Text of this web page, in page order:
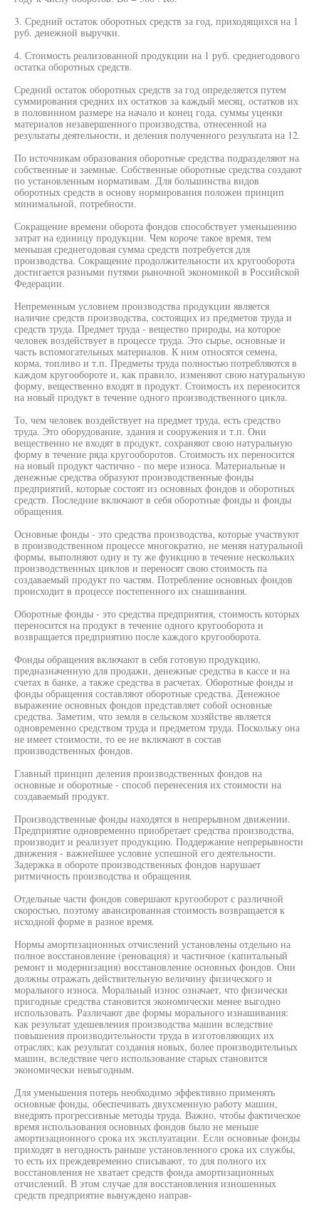
3. Средний остаток оборотных средств за год, приходящихся на 1
руб. денежной выручки.
4. Стоимость реализованной продукции на 1 руб. среднегодового
остатка оборотных средств.
Средний остаток оборотных средств за год определяется путем
суммирования средних их остатков за каждый месяц, остатков их
в половинном размере на начало и конец года, суммы уценки
материалов незавершенного производства, отнесенной на
результаты деятельности, и деления полученного результата на 12.
По источникам образования оборотные средства подразделяют на
собственные и заемные. Собственные оборотные средства создают
по установленным нормативам. Для большинства видов
оборотных средств в основу нормирования положен принцип
минимальной, потребности.
Сокращение времени оборота фондов способствует уменьшению
затрат на единицу продукции. Чем короче такое время, тем
меньшая среднегодовая сумма средств потребуется для
производства. Сокращение продолжительности их кругооборота
достигается разными путями рыночной экономикой в Российской
Федерации.
Непременным условием производства продукции является
наличие средств производства, состоящих из предметов труда и
средств труда. Предмет труда - вещество природы, на которое
человек воздействует в процессе труда. Это сырье, основные и
часть вспомогательных материалов. К ним относятся семена,
корма, топливо и т.п. Предметы труда полностью потребляются в
каждом кругообороте и, как правило, изменяют свою натуральную
форму, вещественно входят в продукт. Стоимость их переносится
на новый продукт в течение одного производственного цикла.
То, чем человек воздействует на предмет труда, есть средство
труда. Это оборудование, здания и сооружения и т.п. Они
вещественно не входят в продукт, сохраняют свою натуральную
форму в течение ряда кругооборотов. Стоимость их переносится
на новый продукт частично - по мере износа. Материальные и
денежные средства образуют производственные фонды
предприятий, которые состоят из основных фондов и оборотных
средств. Последние включают в себя оборотные фонды и фонды
обращения.
Основные фонды - это средства производства, которые участвуют
в производственном процессе многократно, не меняя натуральной
формы, выполняют одну и ту же функцию в течение нескольких
производственных циклов и переносят свою стоимость па
создаваемый продукт по частям. Потребление основных фондов
происходит в процессе постепенного их снашивания.
Оборотные фонды - это средства предприятия, стоимость которых
переносится на продукт в течение одного кругооборота и
возвращается предприятию после каждого кругооборота.
Фонды обращения включают в себя готовую продукцию,
предназначенную для продажи, денежные средства в кассе и на
счетах в банке, а также средства в расчетах. Оборотные фонды и
фонды обращения составляют оборотные средства. Денежное
выражение основных фондов представляет собой основные
средства. Заметим, что земля в сельском хозяйстве является
одновременно средством труда и предметом труда. Поскольку она
не имеет стоимости, то ее не включают в состав
производственных фондов.
Главный принцип деления производственных фондов на
основные и оборотные - способ перенесения их стоимости на
создаваемый продукт.
Производственные фонды находятся в непрерывном движении.
Предприятие одновременно приобретает средства производства,
производит и реализует продукцию. Поддержание непрерывности
движения - важнейшее условие успешной его деятельности.
Задержка в обороте производственных фондов нарушает
ритмичность производства и обращения.
Отдельные части фондов совершают кругооборот с различной
скоростью, поэтому авансированная стоимость возвращается к
исходной форме в разное время.
Нормы амортизационных отчислений установлены отдельно на
полное восстановление (реновация) и частичное (капитальный
ремонт и модернизация) восстановление основных фондов. Они
должны отражать действительную величину физического и
морального износа. Моральный износ означает, что физически
пригодные средства становится экономически менее выгодно
использовать. Различают две формы морального изнашивания:
как результат удешевления производства машин вследствие
повышения производительности труда в изготовляющих их
отраслях; как результат создания новых, более производительных
машин, вследствие чего использование старых становится
экономически невыгодным.
Для уменьшения потерь необходимо эффективно применять
основные фонды, обеспечивать двухсменную работу машин,
внедрять прогрессивные методы труда. Важно, чтобы фактическое
время использования основных фондов было не меньше
амортизационного срока их эксплуатации. Если основные фонды
приходят в негодность раньше установленного срока их службы,
то есть их преждевременно списывают, то для полного их
восстановления не хватает средств фонда амортизационных
отчислений. В этом случае для восстановления изношенных
средств предприятие вынуждено направ-